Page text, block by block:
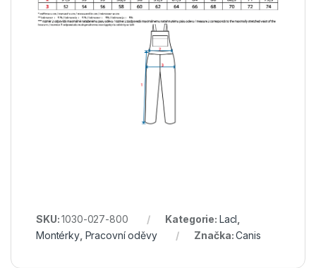
SKU:1030-027-800 Kategorie: Lacl
Montérky, Pracovní oděvy Značka:Canis